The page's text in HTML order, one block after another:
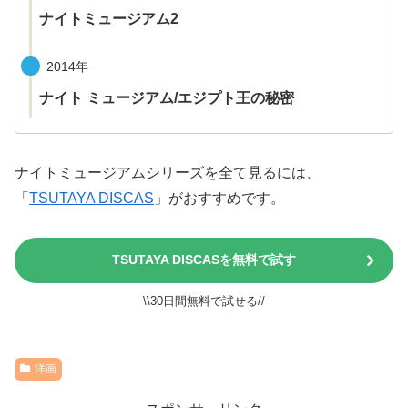
ナイトミュージアム2
2014年
ナイト ミュージアム/エジプト王の秘密
ナイトミュージアムシリーズを全て見るには、
「 TSUTAYA DISCAS 」がおすすめです。
TSUTAYA DISCASを無料で試す
\\30日間無料で試せる//
洋画